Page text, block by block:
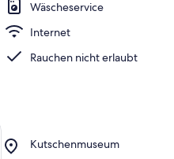
Wäscheservice
Internet
Rauchen nicht erlaubt
Kutschenmuseum
Place,